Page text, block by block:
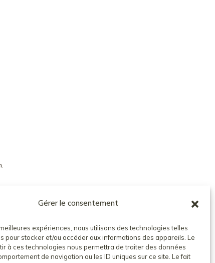
Gérer le consentement
expériences, nous utilisons des technologies telles
pour stocker et/ou accéder aux informations des appareils. Le
à ces technologies nous permettra de traiter des données
de navigation ou les ID uniques sur ce site. Le fait
GÉNÉRALES DE VENTE